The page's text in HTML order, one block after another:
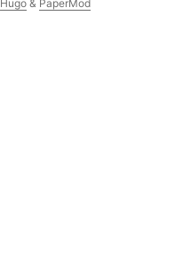
Hugo& PaperMod